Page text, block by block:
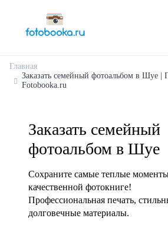
Главная
Заказать семейный фотоальбом в Шуе |
Fotobooka.ru
Заказать семейный
фотоальбом в Шуе
Сохраните самые теплые
качественной фотокниге!
Профессиональная печать,
долговечные материалы.